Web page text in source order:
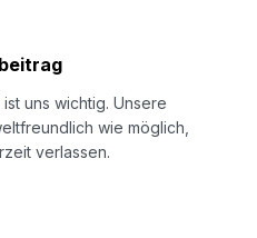
uns wichtig. Unsere
wie möglich,
verlassen.